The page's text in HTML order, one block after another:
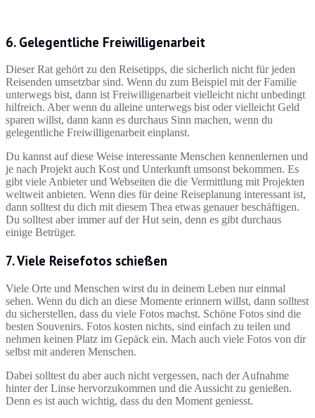
6. Gelegentliche Freiwilligenarbeit
Dieser Rat gehört zu den Reisetipps, die sicherlich nicht für jeden
Reisenden umsetzbar sind. Wenn du zum Beispiel mit der Familie
unterwegs bist, dann ist Freiwilligenarbeit vielleicht nicht unbedingt
hilfreich. Aber wenn du alleine unterwegs bist oder vielleicht Geld
sparen willst, dann kann es durchaus Sinn machen, wenn du
gelegentliche Freiwilligenarbeit einplanst.
Du kannst auf diese Weise interessante Menschen kennenlernen und
je nach Projekt auch Kost und Unterkunft umsonst bekommen. Es
gibt viele Anbieter und Webseiten die die Vermittlung mit Projekten
weltweit anbieten. Wenn dies für deine Reiseplanung interessant ist,
dann solltest du dich mit diesem Thea etwas genauer beschäftigen.
Du solltest aber immer auf der Hut sein, denn es gibt durchaus
einige Betrüger.
7. Viele Reisefotos schießen
Viele Orte und Menschen wirst du in deinem Leben nur einmal
sehen. Wenn du dich an diese Momente erinnern willst, dann solltest
du sicherstellen, dass du viele Fotos machst. Schöne Fotos sind die
besten Souvenirs. Fotos kosten nichts, sind einfach zu teilen und
nehmen keinen Platz im Gepäck ein. Mach auch viele Fotos von dir
selbst mit anderen Menschen.
Dabei solltest du aber auch nicht vergessen, nach der Aufnahme
hinter der Linse hervorzukommen und die Aussicht zu genießen.
Denn es ist auch wichtig, dass du den Moment geniesst.